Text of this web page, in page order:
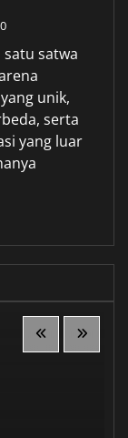
0
satwa
unik,
serta
yang luar